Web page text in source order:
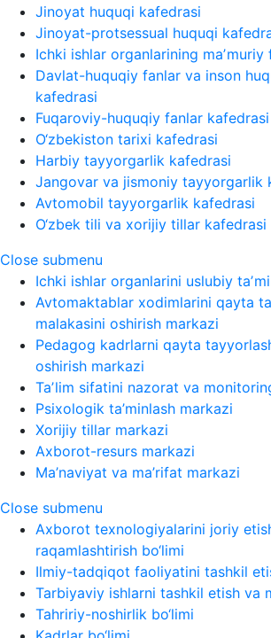
Jinoyat huquqi kafedrasi
Jinoyat-protsessual huquqi
Ichki ishlar organlarining
Davlat-huquqiy fanlar va inson
kafedrasi
Fuqaroviy-huquqiy fanlar kafedrasi
O‘zbekiston tarixi kafedrasi
Harbiy tayyorgarlik kafedrasi
Jangovar va jismoniy tayyorgarlik
Avtomobil tayyorgarlik kafedrasi
O‘zbek tili va xorijiy tillar kafedrasi
Close submenu
Ichki ishlar organlarini uslubiy
Avtomaktablar xodimlarini qayta
malakasini oshirish markazi
Pedagog kadrlarni qayta
oshirish markazi
Taʼlim sifatini nazorat va
Psixologik ta’minlash markazi
Xorijiy tillar markazi
Axborot-resurs markazi
Ma’naviyat va ma’rifat markazi
Close submenu
Axborot texnologiyalarini joriy
raqamlashtirish bo‘limi
Ilmiy-tadqiqot faoliyatini tashkil
Tarbiyaviy ishlarni tashkil etish va
Tahririy-noshirlik bo‘limi